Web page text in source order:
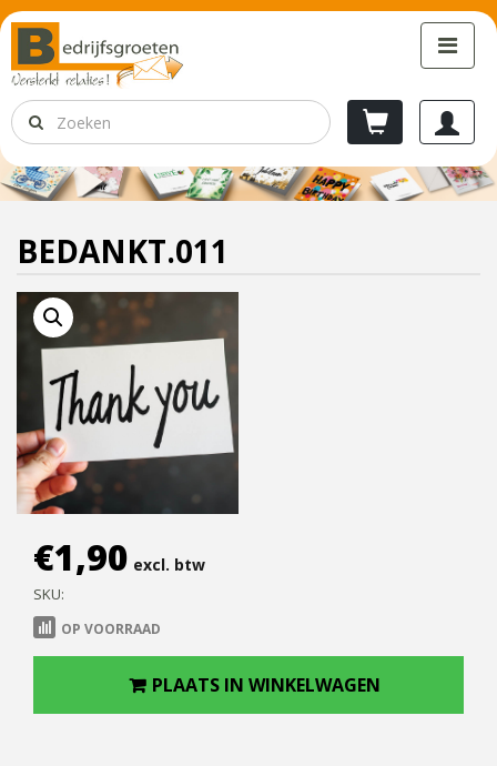
BEDANKT.011
€1,90 excl. btw
SKU:
OP VOORRAAD
PLAATS IN WINKELWAGEN